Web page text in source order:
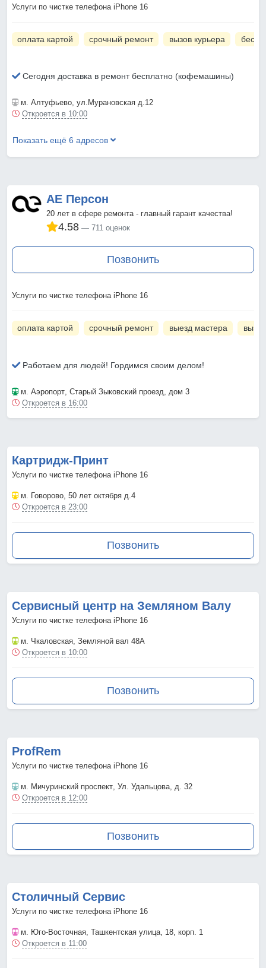
Услуги по чистке телефона iPhone 16
оплата картой срочный ремонт вызов курьера
Сегодня доставка в ремонт бесплатно (кофемашины)
м. Алтуфьево, ул.Мурановская д.12
Откроется в 10:00
Показать ещё 6 адресов
АЕ Персон
20 лет в сфере ремонта - главный гарант качества!
4.58 711 оценок
Позвонить
Услуги по чистке телефона iPhone 16
оплата картой срочный ремонт выезд мастера
Работаем для людей! Гордимся своим делом!
м. Аэропорт , Старый Зыковский проезд, дом 3
Откроется в 16:00
Картридж-Принт
Услуги по чистке телефона iPhone 16
м. Говорово , 50 лет октября д.4
Откроется в 23:00
Позвонить
Сервисный центр на Земляном Валу
Услуги по чистке телефона iPhone 16
м. Чкаловская , Земляной вал 48А
Откроется в 10:00
Позвонить
ProfRem
Услуги по чистке телефона iPhone 16
м. Мичуринский проспект , Ул. Удальцова, д. 32
Откроется в 12:00
Позвонить
Столичный Сервис
Услуги по чистке телефона iPhone 16
м. Юго-Восточная , Ташкентская улица, 18, корп. 1
Откроется в 11:00